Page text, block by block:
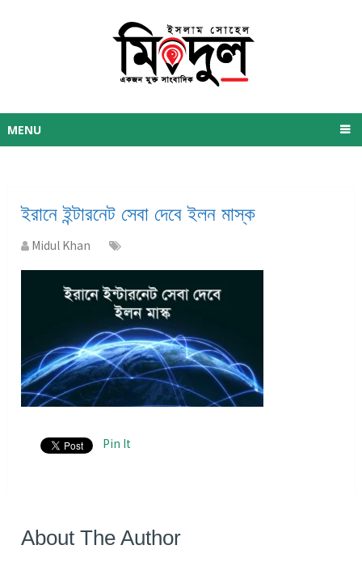
MENU
ইরানে ইন্টারনেট সেবা দেবে ইলন মাস্ক
Midul Khan
Pin It
About The Author